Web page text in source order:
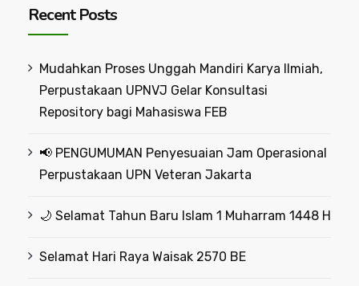
Recent Posts
Mudahkan Proses Unggah Mandiri Karya Ilmiah,
Perpustakaan UPNVJ Gelar Konsultasi
Repository bagi Mahasiswa FEB
📢 PENGUMUMAN Penyesuaian Jam Operasional
Perpustakaan UPN Veteran Jakarta
🌙 Selamat Tahun Baru Islam 1 Muharram 1448 H
Selamat Hari Raya Waisak 2570 BE